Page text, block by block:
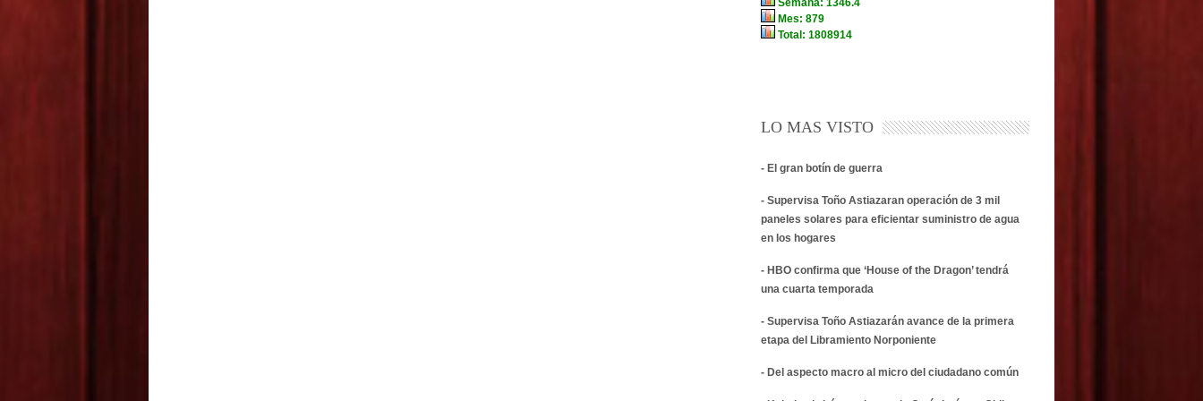
LO MAS VISTO
- El gran botín de guerra
- Supervisa Toño Astiazaran operación de 3 mil
paneles solares para eficientar suministro de agua
en los hogares
- HBO confirma que ‘House of the Dragon’ tendrá
una cuarta temporada
- Supervisa Toño Astiazarán avance de la primera
etapa del Libramiento Norponiente
- Del aspecto macro al micro del ciudadano común